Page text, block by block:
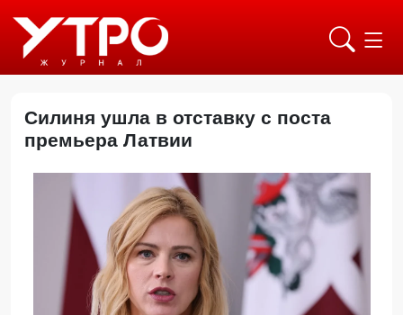
Силиня ушла в отставку с поста
премьера Латвии